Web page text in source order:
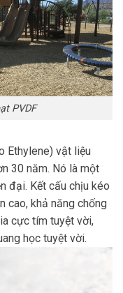
PVDF
Ethylene) vật liệu
30 năm. Nó là một
đại. Kết cấu chịu kéo
cao, khả năng chống
cực tím tuyệt vời,
học tuyệt vời.